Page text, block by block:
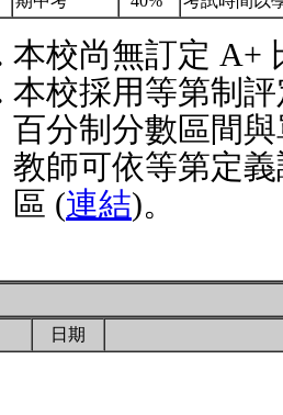
本校尚無訂定 A+
本校採用等第制
百分制分數區間
教師可依等第定
區 (連結)。
日期